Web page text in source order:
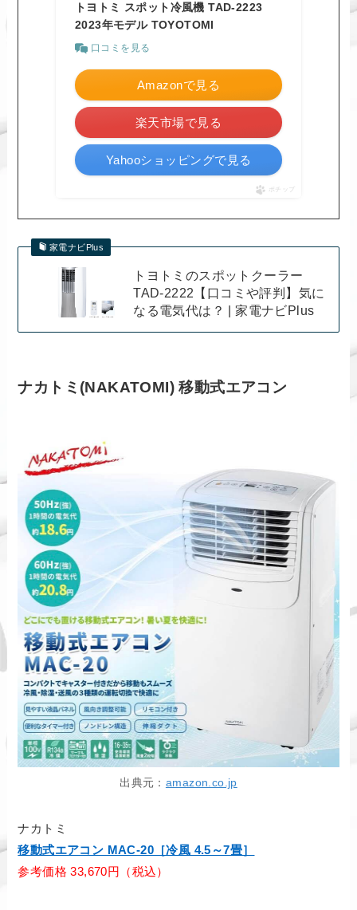
トヨトミ スポット冷風機 TAD-2223
2023年モデル TOYOTOMI
口コミを見る
Amazonで見る
楽天市場で見る
Yahooショッピングで見る
ポチップ
家電ナビPlus
トヨトミのスポットクーラー
TAD-2222【口コミや評判】気に
なる電気代は？ | 家電ナビPlus
ナカトミ(NAKATOMI) 移動式エアコン
出典元： amazon.co.jp
ナカトミ
移動式エアコン MAC-20［冷風 4.5～7畳］
参考価格 33,670円（税込）